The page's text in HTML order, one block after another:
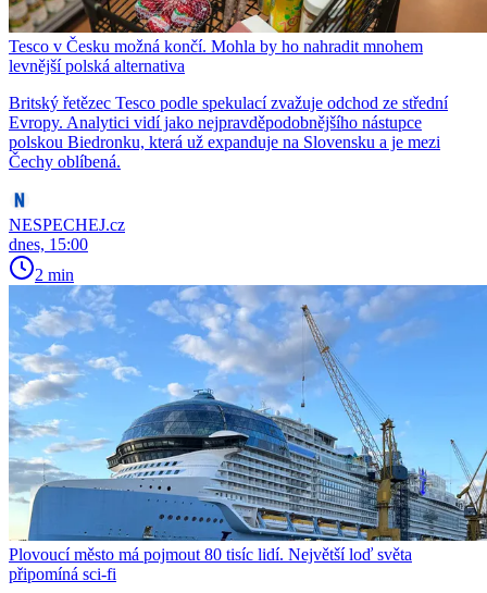
Tesco v Česku možná končí. Mohla by ho nahradit mnohem
levnější polská alternativa
Britský řetězec Tesco podle spekulací zvažuje odchod ze střední
Evropy. Analytici vidí jako nejpravděpodobnějšího nástupce
polskou Biedronku, která už expanduje na Slovensku a je mezi
Čechy oblíbená.
NESPECHEJ.cz
dnes, 15:00
2 min
Plovoucí město má pojmout 80 tisíc lidí. Největší loď světa
připomíná sci-fi